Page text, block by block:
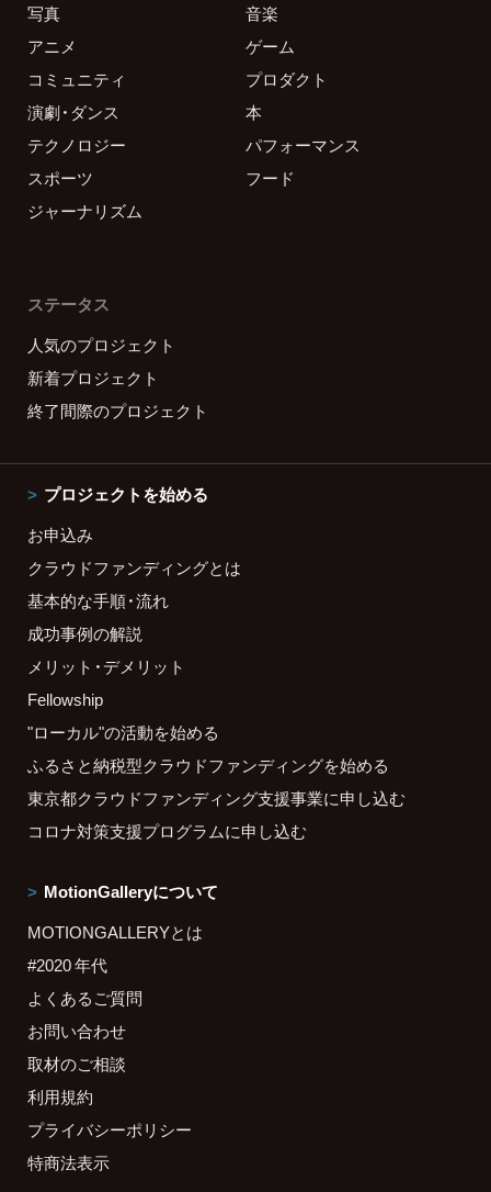
写真
音楽
アニメ
ゲーム
コミュニティ
プロダクト
演劇・ダンス
本
テクノロジー
パフォーマンス
スポーツ
フード
ジャーナリズム
ステータス
人気のプロジェクト
新着プロジェクト
終了間際のプロジェクト
プロジェクトを始める
お申込み
クラウドファンディングとは
基本的な手順・流れ
成功事例の解説
メリット・デメリット
Fellowship
"ローカル"の活動を始める
ふるさと納税型クラウドファンディングを始める
東京都クラウドファンディング支援事業に申し込む
コロナ対策支援プログラムに申し込む
MotionGalleryについて
MOTIONGALLERYとは
#2020 年代
よくあるご質問
お問い合わせ
取材のご相談
利用規約
プライバシーポリシー
特商法表示